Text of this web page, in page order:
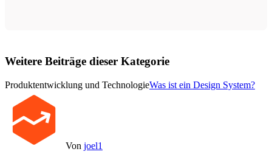
Weitere Beiträge dieser Kategorie
Produktentwicklung und TechnologieWas ist ein Design System?
Von joel1